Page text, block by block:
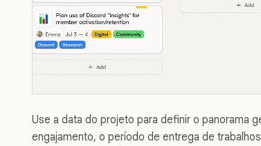
Use a data do projeto para definir o panorama
engajamento, o período de entrega de